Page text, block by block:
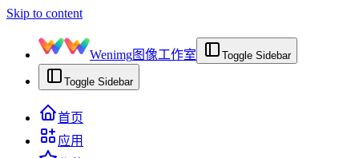
Skip to content
Wenimg图像工作室 Toggle Sidebar
Toggle Sidebar
首页
应用